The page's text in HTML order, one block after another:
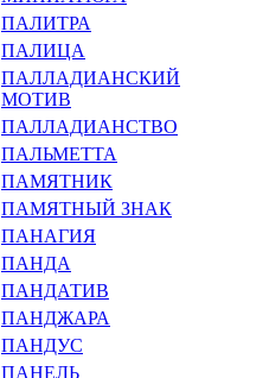
ПАЛИТРА
ПАЛИЦА
ПАЛЛАДИАНСКИЙ
МОТИВ
ПАЛЛАДИАНСТВО
ПАЛЬМЕТТА
ПАМЯТНИК
ПАМЯТНЫЙ ЗНАК
ПАНАГИЯ
ПАНДА
ПАНДАТИВ
ПАНДЖАРА
ПАНДУС
ПАНЕЛЬ